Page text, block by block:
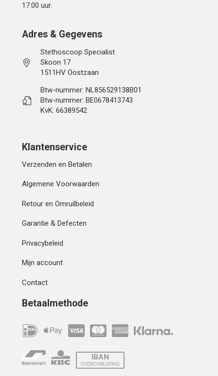
17:00 uur.
Adres & Gegevens
Stethoscoop Specialist
Skoon 17
1511HV Oostzaan
Btw-nummer: NL856529138B01
Btw-nummer: BE0678413743
KvK: 66389542
Klantenservice
Verzenden en Betalen
Algemene Voorwaarden
Retour en Omruilbeleid
Garantie & Defecten
Privacybeleid
Mijn account
Contact
Betaalmethode
IBAN
OVERCHRIJVING